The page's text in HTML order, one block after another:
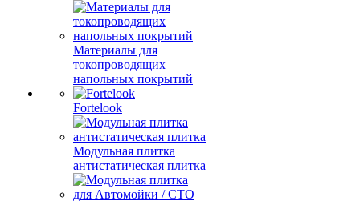
Материалы для
токопроводящих
напольных покрытий
Fortelook
Модульная плитка
антистатическая плитка